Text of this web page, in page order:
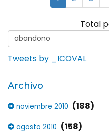
Total
Tweets by _ICOVAL
Archivo
noviembre 2010 (188)
agosto 2010 (158)